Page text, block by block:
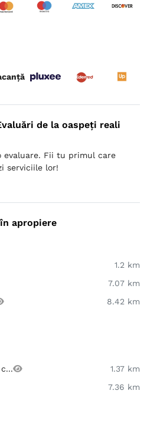
de la oaspeți reali
evaluare. Fii tu primul care
serviciile lor!
apropiere
1.2 km
7.07 km
8.42 km
1.37 km
7.36 km